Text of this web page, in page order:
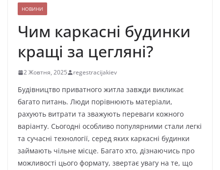
НОВИНИ
Чим каркасні будинки
кращі за цегляні?
2 Жовтня, 2025 regestracijakiev
Будівництво приватного житла завжди викликає
багато питань. Люди порівнюють матеріали,
рахують витрати та зважують переваги кожного
варіанту. Сьогодні особливо популярними стали легкі
та сучасні технології, серед яких каркасні будинки
займають чільне місце. Багато хто, дізнаючись про
можливості цього формату, звертає увагу на те, що